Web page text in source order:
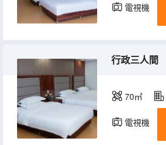
電視機
行政三人間
70㎡
電視機